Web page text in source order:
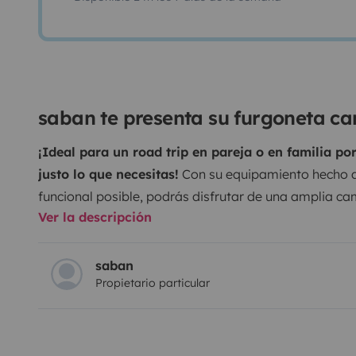
saban te presenta su furgoneta
¡Ideal para un road trip en pareja o en familia
justo lo que necesitas! Con su equipamiento hecho
funcional posible, podrás disfrutar de una amplia
interior/exterior para hacer frente a los posibles
circular por todas partes gracias a su altura inferior a
bordo:2 fuegos a gasUn frigorífico
Ver la descripción
saban
Propietario particular